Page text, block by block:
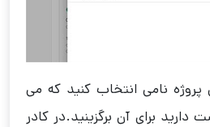
نامی انتخاب کنید که می
برای آن برگزینید.در کادر